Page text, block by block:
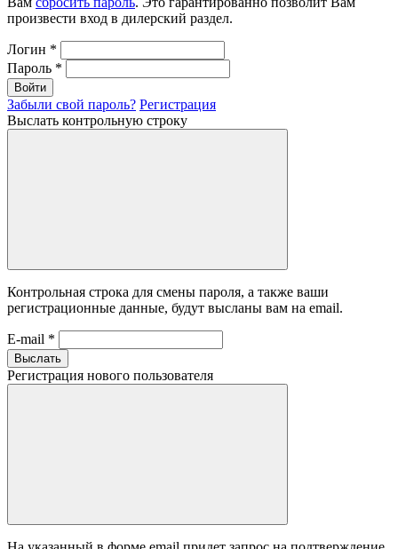
произвести вход в дилерский раздел.
Логин *
Пароль *
Войти
Забыли свой пароль? Регистрация
Выслать контрольную строку
Контрольная строка для смены пароля, а также ваши
регистрационные данные, будут высланы вам на email.
E-mail *
Выслать
Регистрация нового пользователя